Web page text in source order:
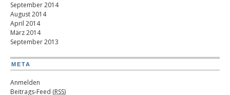
September 2014
August 2014
April 2014
März 2014
September 2013
META
Anmelden
Beitrags-Feed (RSS)